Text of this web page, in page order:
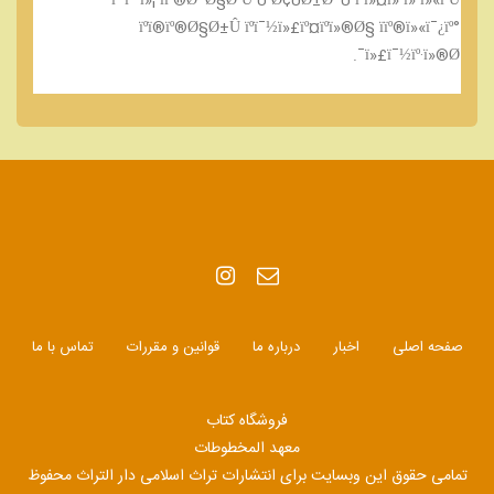
ïºï®ïº®Ø§Ø±Û ïºï¯½ï»£ïº¤ïºï»®Ø§ ï­ïº®ï»«ï¯¿ïº°
ï»£ï¯½ïº·ï»®Ø¯.
صفحه اصلی اخبار درباره ما قوانین و مقررات تماس با ما
فروشگاه کتاب
معهد المخطوطات
تمامی حقوق این وبسایت برای انتشارات تراث اسلامی دار التراث محفوظ